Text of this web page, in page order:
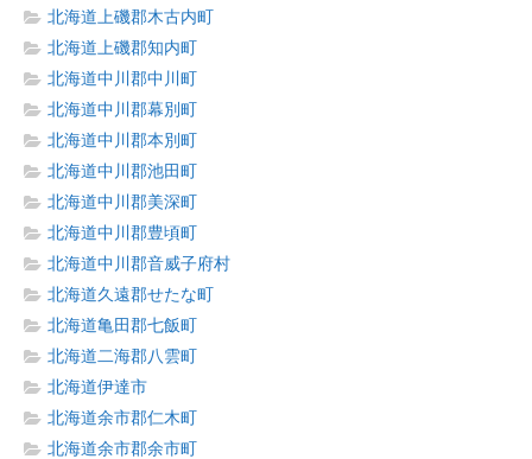
北海道上磯郡木古内町
北海道上磯郡知内町
北海道中川郡中川町
北海道中川郡幕別町
北海道中川郡本別町
北海道中川郡池田町
北海道中川郡美深町
北海道中川郡豊頃町
北海道中川郡音威子府村
北海道久遠郡せたな町
北海道亀田郡七飯町
北海道二海郡八雲町
北海道伊達市
北海道余市郡仁木町
北海道余市郡余市町